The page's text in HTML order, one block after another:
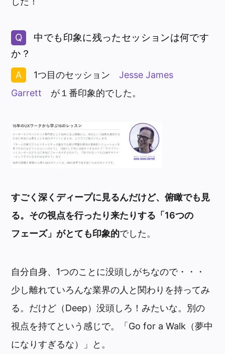
中でも印象に残ったセッションは何です
か？
1つ目のセッションJesse James
Garrett が１番印象的でした。
すごく深くディープに見るんだけど、俯瞰でも見
る。その視点を行ったり来たりする「16つの
フェーズ」がとても印象的でした。
自分自身、1つのことに没頭しがちなので・・・
少し離れていろんな業界の人と関わりを持ってみ
る。だけど（Deep）没頭しろ！みたいな。別の
視点を持てという感じで。「Go for a Walk（夢中
になりすぎるな）」と。